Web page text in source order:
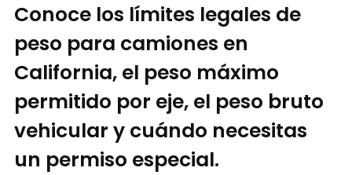
Conoce los límites legales de
peso para camiones en
California, el peso máximo
permitido por eje, el peso bruto
vehicular y cuándo necesitas
un permiso especial.